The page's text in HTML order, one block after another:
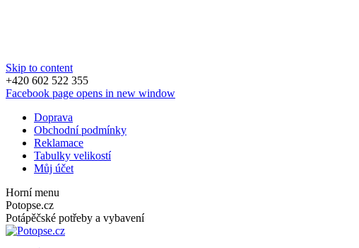
Skip to content
+420 602 522 355
Facebook page opens in new window
Doprava
Obchodní podmínky
Reklamace
Tabulky velikostí
Můj účet
Horní menu
Potopse.cz
Potápěčské potřeby a vybavení